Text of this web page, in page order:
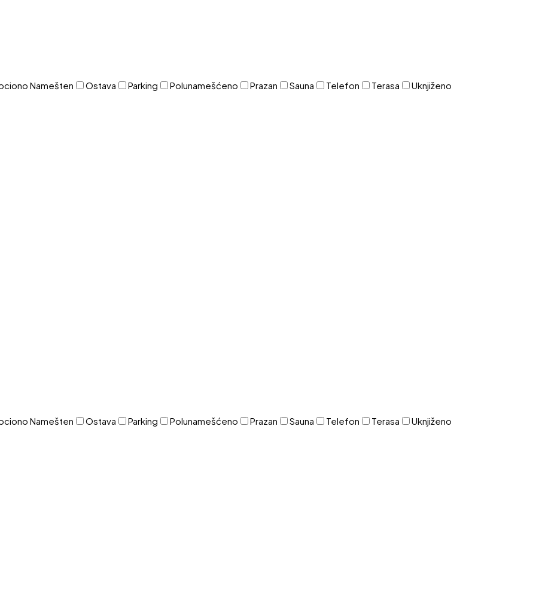
Namešten Ostava Parking Polunamešćeno Prazan Sauna Telefon Terasa Uknjiženo
Namešten Ostava Parking Polunamešćeno Prazan Sauna Telefon Terasa Uknjiženo